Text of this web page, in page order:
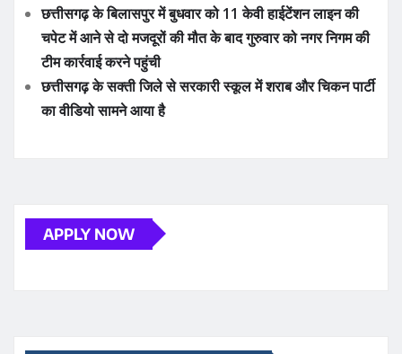
छत्तीसगढ़ के बिलासपुर में बुधवार को 11 केवी हाईटेंशन लाइन की
चपेट में आने से दो मजदूरों की मौत के बाद गुरुवार को नगर निगम की
टीम कार्रवाई करने पहुंची
छत्तीसगढ़ के सक्ती जिले से सरकारी स्कूल में शराब और चिकन पार्टी
का वीडियो सामने आया है
APPLY NOW